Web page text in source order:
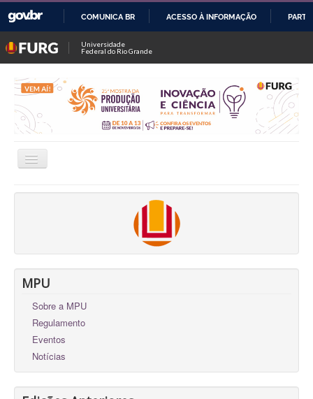
O
COMUNICA BR ACESSO À INFORMAÇÃO
Universidade
Federal do Rio Grande
Alternar
INSCRIÇÕES
CONSULTAR TRABALHOS / SALAS
MPU
Sobre a MPU
Regulamento
Eventos
Notícias